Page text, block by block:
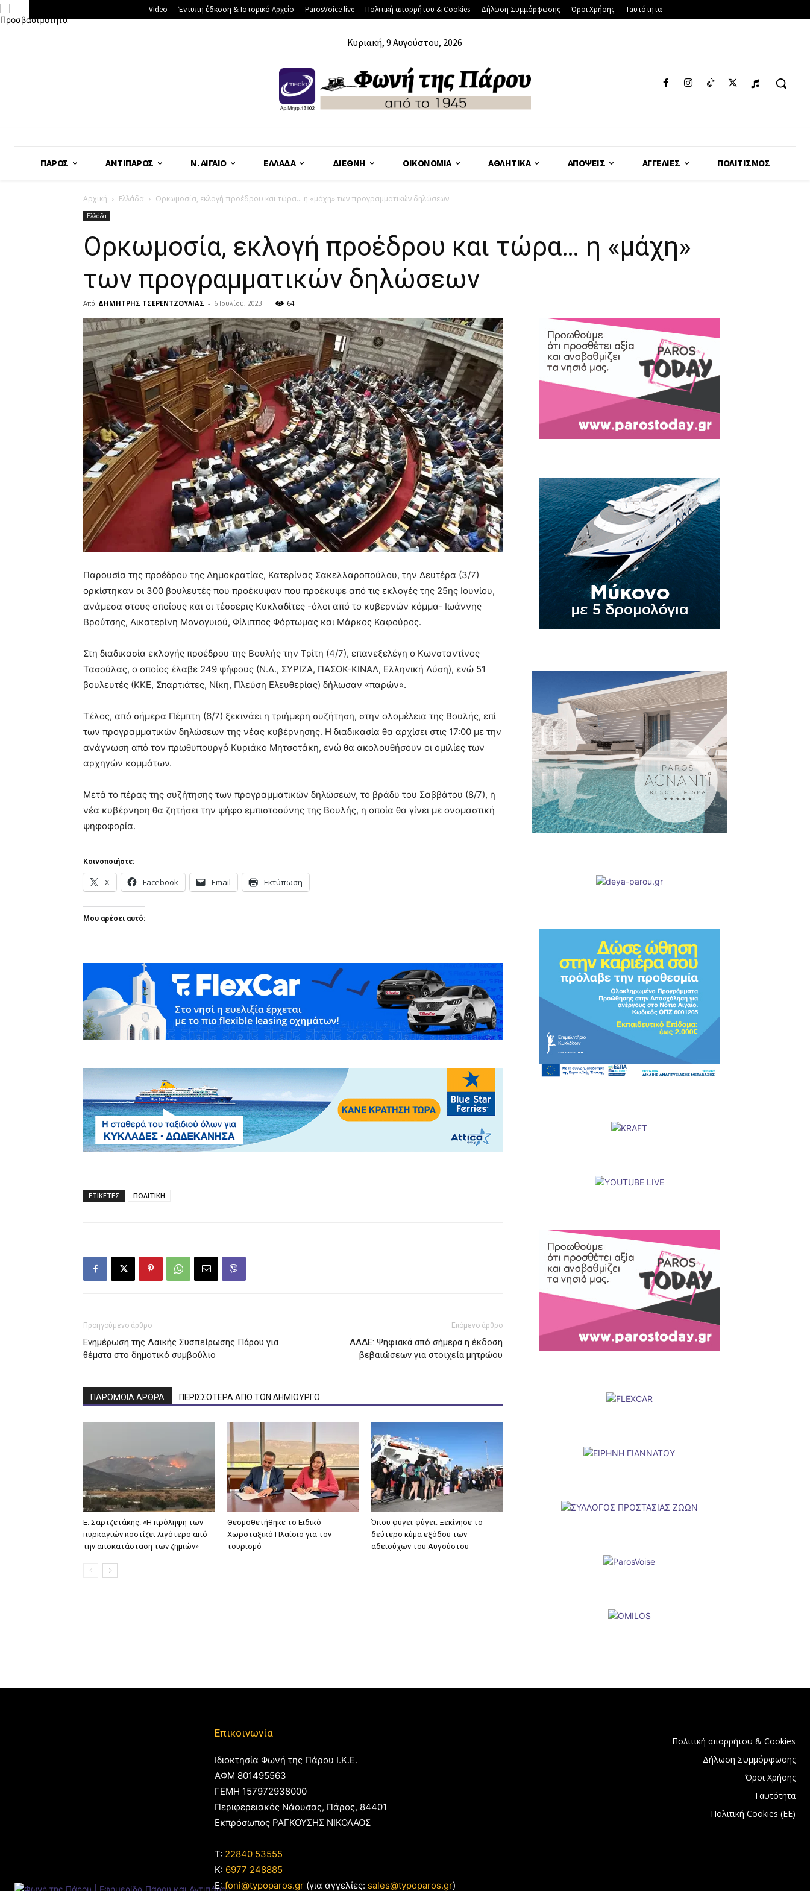
Video Έντυπη έδκοση & Ιστορικό Αρχείο ParosVoice live Πολιτική απορρήτου & Cookies Δήλωση Συμμόρφωσης Όροι Χρήσης Ταυτότητα
Κυριακή, 9 Αυγούστου, 2026
ΠΆΡΟΣ ΑΝΤΊΠΑΡΟΣ Ν. ΑΙΓΑΊΟ ΕΛΛΆΔΑ ΔΙΕΘΝΉ ΟΙΚΟΝΟΜΊΑ ΑΘΛΗΤΙΚΆ ΑΠΌΨΕΙΣ ΑΓΓΕΛΊΕΣ ΠΟΛΙΤΙΣΜΌΣ
Αρχική Ελλάδα Ορκωμοσία, εκλογή προέδρου και τώρα… η «μάχη» των προγραμματικών δηλώσεων
Ελλάδα
Ορκωμοσία, εκλογή προέδρου και τώρα… η «μάχη»
των προγραμματικών δηλώσεων
Από ΔΗΜΗΤΡΗΣ ΤΣΕΡΕΝΤΖΟΥΛΙΑΣ - 6 Ιουλίου, 2023 64
Παρουσία της προέδρου της Δημοκρατίας, Κατερίνας Σακελλαροπούλου, την Δευτέρα (3/7)
ορκίστηκαν οι 300 βουλευτές που προέκυψαν που προέκυψε από τις εκλογές της 25ης Ιουνίου,
ανάμεσα στους οποίους και οι τέσσερις Κυκλαδίτες -όλοι από το κυβερνών κόμμα- Ιωάννης
Βρούτσης, Αικατερίνη Μονογυιού, Φίλιππος Φόρτωμας και Μάρκος Καφούρος.
Στη διαδικασία εκλογής προέδρου της Βουλής την Τρίτη (4/7), επανεξελέγη ο Κωνσταντίνος
Τασούλας, ο οποίος έλαβε 249 ψήφους (Ν.Δ., ΣΥΡΙΖΑ, ΠΑΣΟΚ-ΚΙΝΑΛ, Ελληνική Λύση), ενώ 51
βουλευτές (ΚΚΕ, Σπαρτιάτες, Νίκη, Πλεύση Ελευθερίας) δήλωσαν «παρών».
Τέλος, από σήμερα Πέμπτη (6/7) ξεκινάει η τριήμερη συζήτηση, στην ολομέλεια της Βουλής, επί
των προγραμματικών δηλώσεων της νέας κυβέρνησης. Η διαδικασία θα αρχίσει στις 17:00 με την
ανάγνωση από τον πρωθυπουργό Κυριάκο Μητσοτάκη, ενώ θα ακολουθήσουν οι ομιλίες των
αρχηγών κομμάτων.
Μετά το πέρας της συζήτησης των προγραμματικών δηλώσεων, το βράδυ του Σαββάτου (8/7), η
νέα κυβέρνηση θα ζητήσει την ψήφο εμπιστοσύνης της Βουλής, η οποία θα γίνει με ονομαστική
ψηφοφορία.
Κοινοποιήστε:
X Facebook Email Εκτύπωση
Μου αρέσει αυτό:
ΕΤΙΚΕΤΕΣ ΠΟΛΙΤΙΚΗ
Προηγούμενο άρθρο
Ενημέρωση της Λαϊκής Συσπείρωσης Πάρου για
θέματα στο δημοτικό συμβούλιο
Επόμενο άρθρο
ΑΑΔΕ: Ψηφιακά από σήμερα η έκδοση
βεβαιώσεων για στοιχεία μητρώου
ΠΑΡΟΜΟΙΑ ΑΡΘΡΑ ΠΕΡΙΣΣΟΤΕΡΑ ΑΠΟ ΤΟΝ ΔΗΜΙΟΥΡΓΟ
Ε. Σαρτζετάκης: «Η πρόληψη των
πυρκαγιών κοστίζει λιγότερο από
την αποκατάσταση των ζημιών»
Θεσμοθετήθηκε το Ειδικό
Χωροταξικό Πλαίσιο για τον
τουρισμό
Όπου φύγει-φύγει: Ξεκίνησε το
δεύτερο κύμα εξόδου των
αδειούχων του Αυγούστου
Επικοινωνία
Ιδιοκτησία Φωνή της Πάρου Ι.Κ.Ε.
ΑΦΜ 801495563
ΓΕΜΗ 157972938000
Περιφερειακός Νάουσας, Πάρος, 84401
Εκπρόσωπος ΡΑΓΚΟΥΣΗΣ ΝΙΚΟΛΑΟΣ
T: 22840 53555
Κ: 6977 248885
E:foni@typoparos.gr(για αγγελίες: sales@typoparos.gr)
Πολιτική απορρήτου & Cookies
Δήλωση Συμμόρφωσης
Όροι Χρήσης
Ταυτότητα
Πολιτική Cookies (ΕΕ)